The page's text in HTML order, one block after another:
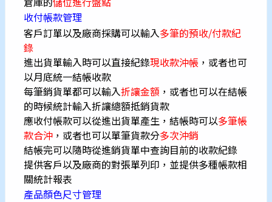
收付帳款管理
客戶訂單以及廠商採購可以輸入多筆的預收/付款紀
錄
進出貨單輸入時可以直接紀錄現收款沖帳 ，或者也可
以月底統一結帳收款
每筆銷貨單都可以輸入折讓金額 ，或者也可以在結帳
的時候統計輸入折讓總額抵銷貨款
應收付帳款可以從進出貨單產生，結帳時可以多筆帳
款合沖 ，或者也可以單筆貨款分多次沖銷
結帳完可以隨時從進銷貨單中查詢目前的收款紀錄
提供客戶以及廠商的對張單列印，並提供多種帳款相
關統計報表
產品顏色尺寸管理